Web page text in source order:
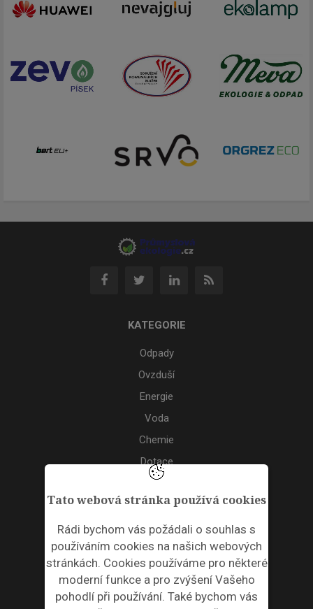
Tato webová stránka používá cookies
Rádi bychom vás požádali o souhlas s
používáním cookies na našich webových
stránkách. Cookies používáme pro některé
moderní funkce a pro zvýšení Vašeho
pohodlí při používání. Také bychom vás
KATEGORIE
Odpady
Ovzduší
Energie
Voda
Chemie
Dotace
Akce
ODPADNÍ PLASTY
NEWSLETTER